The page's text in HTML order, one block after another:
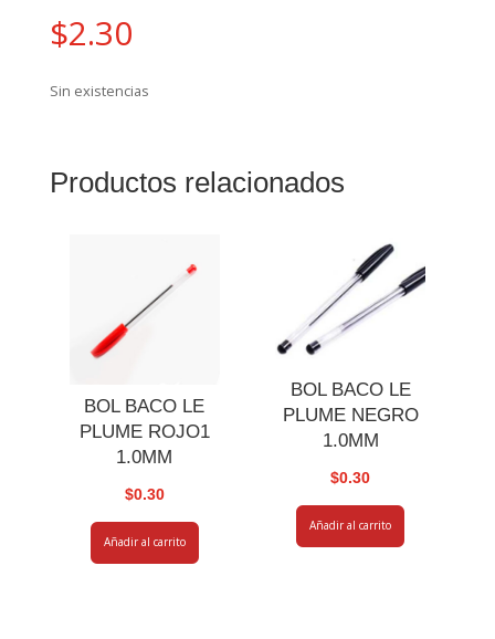
$2.30
Sin existencias
Productos relacionados
BOL BACO LE
PLUME ROJO1
1.0MM
$0.30
Añadir al carrito
BOL BACO LE
PLUME NEGRO
1.0MM
$0.30
Añadir al carrito